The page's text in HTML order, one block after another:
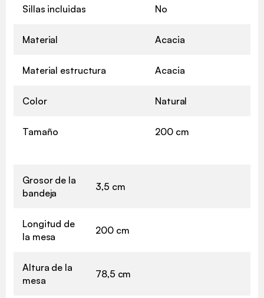
Sillas incluidas No
Material Acacia
Material estructura Acacia
Color Natural
Tamaño 200 cm
Grosor de la
bandeja
3,5 cm
Longitud de
la mesa
200 cm
Altura de la
mesa
78,5 cm